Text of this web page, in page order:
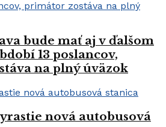
bude mať aj v ďalšom
13 poslancov,
na plný úväzok
nová autobusová